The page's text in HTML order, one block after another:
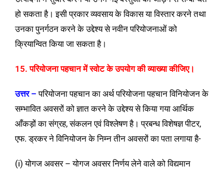
हो सकता है। इसी प्रकार व्यवसाय के विकास या विस्तार करने तथा
उनका पुनर्गठन करने के उद्देश्य से नवीन परियोजनाओं को
क्रियान्वित किया जा सकता है।
15. परियोजना पहचान में स्वोट के उपयोग की व्याख्या कीजिए।
उत्तर – परियोजना पहचान का अर्थ परियोजना पहचान विनियोजन के
सम्भावित अवसरों को ज्ञात करने के उद्देश्य से किया गया आर्थिक
आँकड़ों का संग्रह, संकलन एवं विश्लेषण है। प्रबन्ध विशेषज्ञ पीटर,
एफ. ड्रकर ने विनियोजन के निम्न तीन अवसरों का पता लगाया है-
(i) योगज अवसर – योगज अवसर निर्णय लेने वाले को विद्यमान